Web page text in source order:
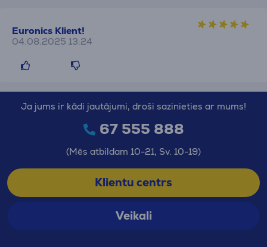
Euronics Klient!
04.08.2025 13:24
Ja jums ir kādi jautājumi, droši sazinieties ar mums!
67 555 888
(Mēs atbildam 10-21, Sv. 10-19)
Klientu centrs
Veikali